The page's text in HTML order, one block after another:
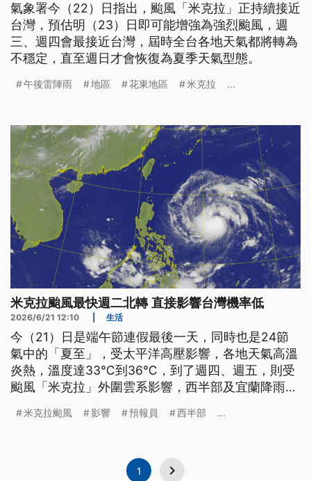
氣象署今（22）日指出，颱風「米克拉」正持續接近
台灣，預估明（23）日即可能增強為強烈颱風，週
三、週四會最接近台灣，屆時全台各地天氣都將轉為
不穩定，直至週日才會恢復為夏季天氣型態。
午後雷陣雨 地區 花東地區 米克拉 ...
米克拉颱風最快週二北轉 直接影響台灣機率低
2026/6/21 12:10 生活
今（21）日是端午節連假最後一天，同時也是24節
氣中的「夏至」，受太平洋高壓影響，各地天氣高溫
炎熱，溫度達33℃到36℃，到了週四、週五，則受
颱風「米克拉」外圍雲系影響，西半部及宜蘭降雨會
返車潮。另外受到濃霧影響，澎湖馬公機場上午一度
米克拉颱風 影響 預報員 西半部 ...
1